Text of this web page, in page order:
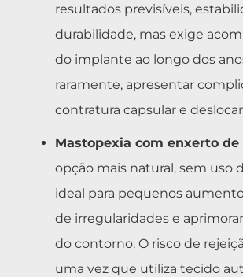
resultados previsíveis,
durabilidade, mas exige
do implante ao longo dos
raramente, apresentar
contratura capsular e
Mastopexia com enxerto de
opção mais natural, sem uso
ideal para pequenos
de irregularidades e
do contorno. O risco de
uma vez que utiliza tecido